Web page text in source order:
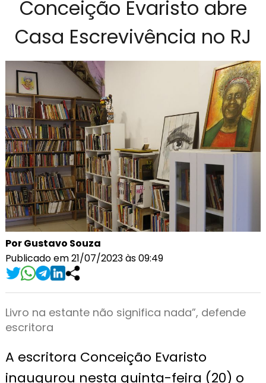
Conceição Evaristo abre
Casa Escrevivência no RJ
Por Gustavo Souza
Publicado em 21/07/2023 às 09:49
Livro na estante não significa nada”, defende
escritora
A escritora Conceição Evaristo
inaugurou nesta quinta-feira (20) o